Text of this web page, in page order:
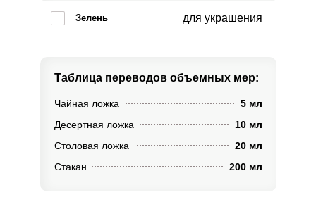
Зелень для украшения
Таблица переводов объемных мер:
Чайная ложка
5 мл
Десертная ложка
10 мл
Столовая ложка
20 мл
Стакан
200 мл